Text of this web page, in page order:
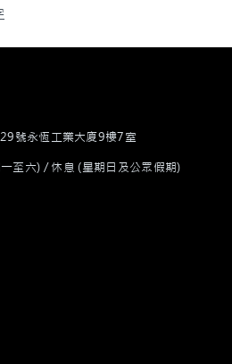
號永恆工業大廈9樓7室
至六) / 休息 (星期日及公眾假期)